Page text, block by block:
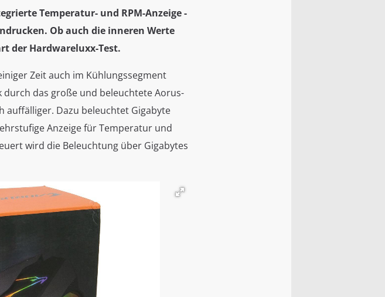
Temperatur- und RPM-Anzeige -
Ob auch die inneren Werte
der Hardwareluxx-Test.
Zeit auch im Kühlungssegment
durch das große und beleuchtete Aorus-
auffälliger. Dazu beleuchtet Gigabyte
Anzeige für Temperatur und
wird die Beleuchtung über Gigabytes